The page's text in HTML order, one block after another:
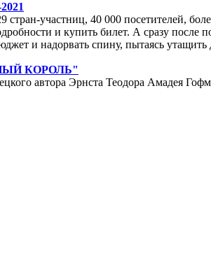
участниц, 40 000 посетителей,
и купить билет. А сразу после
и надорвать спину, пытаясь
КОРОЛЬ"
автора Эрнста Теодора Амадея